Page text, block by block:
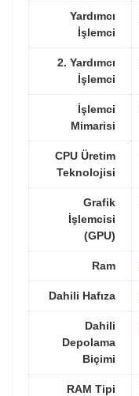
Yardımcı
İşlemci
2. Yardımcı
İşlemci
İşlemci
Mimarisi
CPU Üretim
Teknolojisi
Grafik
İşlemcisi
(GPU)
Ram
Dahili Hafıza
Dahili
Depolama
Biçimi
RAM Tipi